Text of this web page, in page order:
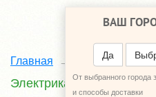
ВАШ
Да
От выбранного города
и способы доставки
Главная Каталог
Электрика